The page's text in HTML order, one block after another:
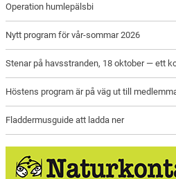
Operation humlepälsbi
Nytt program för vår-sommar 2026
Stenar på havsstranden, 18 oktober — ett
Höstens program är på väg ut till
Fladdermusguide att ladda ner